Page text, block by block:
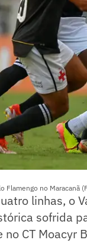
Flamengo no Maracanã
linhas, o
sofrida
CT Moacyr